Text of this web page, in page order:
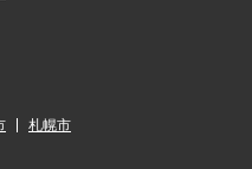
札幌市